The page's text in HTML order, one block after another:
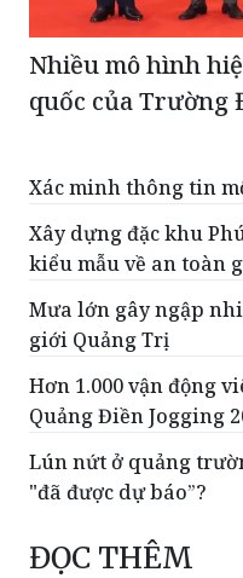
Nhiều mô hình
quốc của Trường
Xác minh thông tin
Xây dựng đặc khu
kiểu mẫu về an toàn
Mưa lớn gây ngập
giới Quảng Trị
Hơn 1.000 vận động
Quảng Điền Jogging
Lún nứt ở quảng
"đã được dự báo”?
ĐỌC THÊM